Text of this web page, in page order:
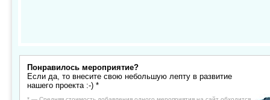
Понравилось мероприятие?
Если да, то внесите свою небольшую лепту в развитие
нашего проекта :-) *